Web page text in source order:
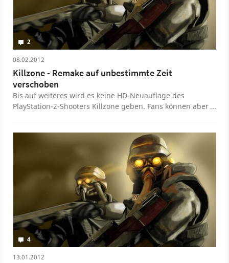
2
08.02.2012
Killzone - Remake auf unbestimmte Zeit
verschoben
Bis auf weiteres wird es keine HD-Neuauflage des
PlayStation-2-Shooters Killzone geben. Fans können aber
4
13.01.2012